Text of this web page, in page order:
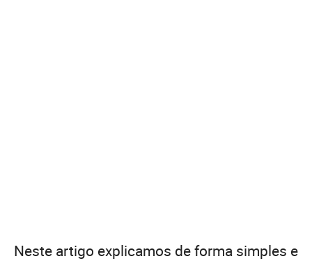
Neste artigo explicamos de forma simples e